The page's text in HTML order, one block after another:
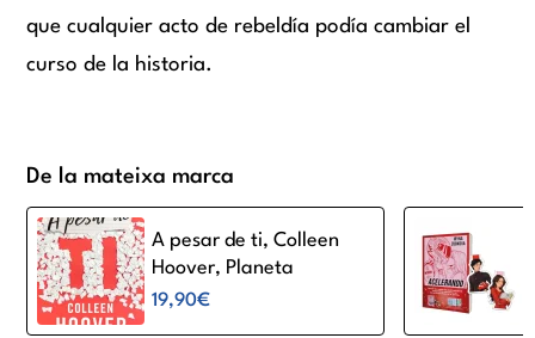
que cualquier acto de rebeldía podía cambiar el
curso de la historia.
De la mateixa marca
A pesar de ti, Colleen
Hoover, Planeta
19,90€